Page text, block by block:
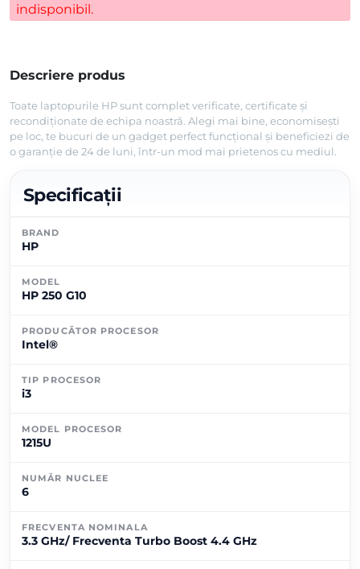
indisponibil.
Descriere produs
Toate laptopurile HP sunt complet verificate, certificate și
recondiționate de echipa noastră. Alegi mai bine, economisești
pe loc, te bucuri de un gadget perfect funcțional și beneficiezi de
o garanție de 24 de luni, într-un mod mai prietenos cu mediul.
Specificații
BRAND
HP
MODEL
HP 250 G10
PRODUCĂTOR PROCESOR
Intel®
TIP PROCESOR
i3
MODEL PROCESOR
1215U
NUMĂR NUCLEE
6
FRECVENTA NOMINALA
3.3 GHz/ Frecventa Turbo Boost 4.4 GHz